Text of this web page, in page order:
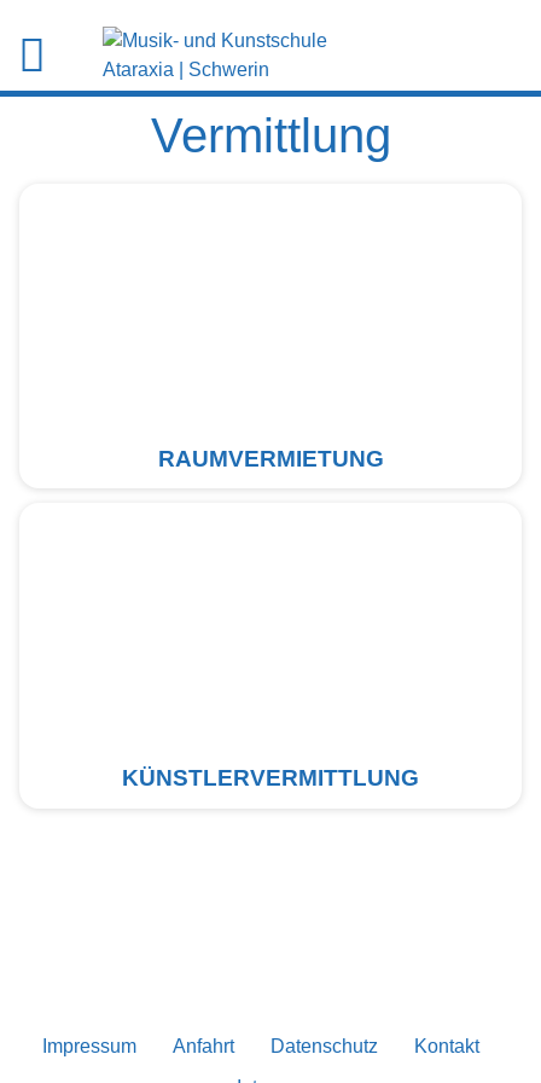
Vermittlung
RAUMVERMIETUNG
KÜNSTLERVERMITTLUNG
Impressum Anfahrt Datenschutz
Kontakt